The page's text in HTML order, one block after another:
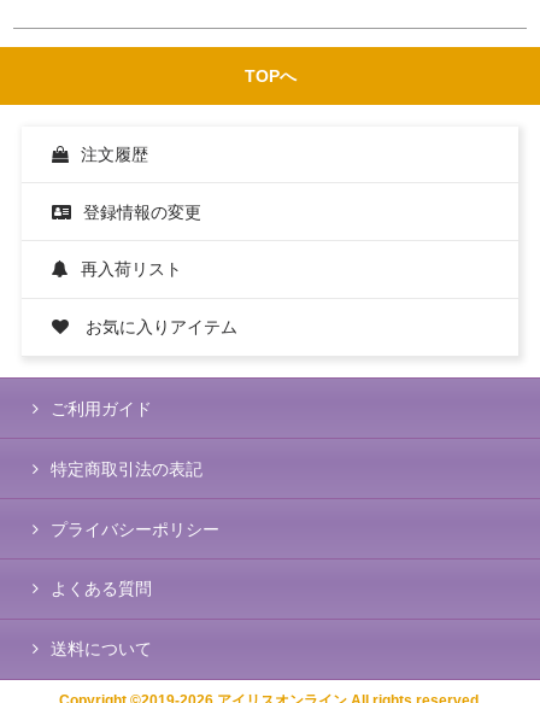
TOPへ
注文履歴
登録情報の変更
再入荷リスト
お気に入りアイテム
ご利用ガイド
特定商取引法の表記
プライバシーポリシー
よくある質問
送料について
Copyright ©2019-2026 アイリスオンライン All rights reserved.